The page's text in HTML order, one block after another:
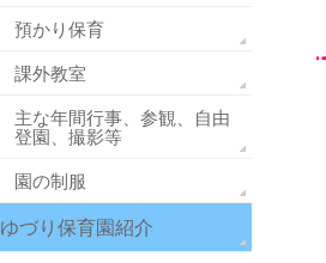
預かり保育
課外教室
主な年間行事、参観、自由
登園、撮影等
園の制服
ゆづり保育園紹介